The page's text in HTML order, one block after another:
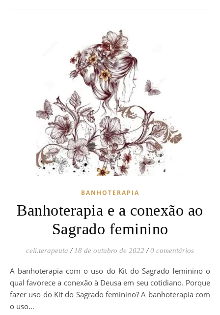
BANHOTERAPIA
Banhoterapia e a conexão ao
Sagrado feminino
celi.terapeuta / 18 de outubro de 2022 / 0 comentários
A banhoterapia com o uso do Kit do Sagrado feminino o
qual favorece a conexão à Deusa em seu cotidiano. Porque
fazer uso do Kit do Sagrado feminino? A banhoterapia com
o uso…